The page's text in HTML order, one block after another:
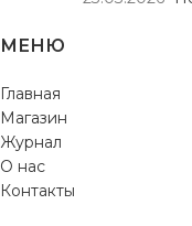
МЕНЮ
Главная
Магазин
Журнал
О нас
Контакты